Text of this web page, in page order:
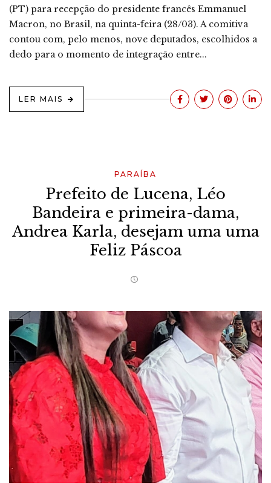
(PT) para recepção do presidente francês Emmanuel
Macron, no Brasil, na quinta-feira (28/03). A comitiva
contou com, pelo menos, nove deputados, escolhidos a
dedo para o momento de integração entre...
LER MAIS
PARAÍBA
Prefeito de Lucena, Léo
Bandeira e primeira-dama,
Andrea Karla, desejam uma uma
Feliz Páscoa